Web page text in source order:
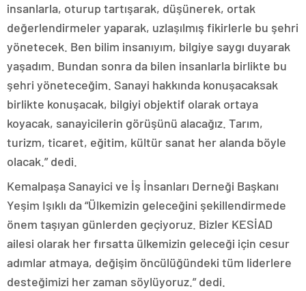
insanlarla, oturup tartışarak, düşünerek, ortak
değerlendirmeler yaparak, uzlaşılmış fikirlerle bu şehri
yönetecek. Ben bilim insanıyım, bilgiye saygı duyarak
yaşadım. Bundan sonra da bilen insanlarla birlikte bu
şehri yöneteceğim. Sanayi hakkında konuşacaksak
birlikte konuşacak, bilgiyi objektif olarak ortaya
koyacak, sanayicilerin görüşünü alacağız. Tarım,
turizm, ticaret, eğitim, kültür sanat her alanda böyle
olacak.” dedi.
Kemalpaşa Sanayici ve İş İnsanları Derneği Başkanı
Yeşim Işıklı da “Ülkemizin geleceğini şekillendirmede
önem taşıyan günlerden geçiyoruz. Bizler KESİAD
ailesi olarak her fırsatta ülkemizin geleceği için cesur
adımlar atmaya, değişim öncülüğündeki tüm liderlere
desteğimizi her zaman söylüyoruz.” dedi.